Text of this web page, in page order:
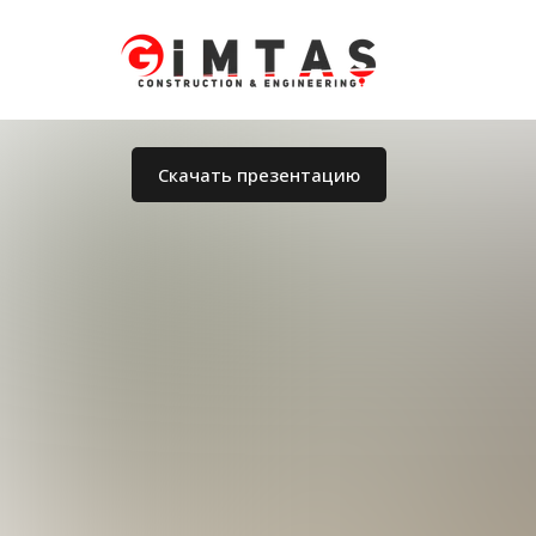
Скачать презентацию